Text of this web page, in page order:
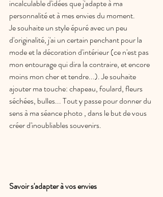
incalculable d'idées que j'adapte à ma
personnalité et à mes envies du moment.
Je souhaite un style épuré avec un peu
d'originalité, j'ai un certain penchant pour la
mode et la décoration d'intérieur (ce n'est pas
mon entourage qui dira la contraire, et encore
moins mon cher et tendre...). Je souhaite
ajouter ma touche: chapeau, foulard, fleurs
séchées, bulles... Tout y passe pour donner du
sens à ma séance photo , dans le but de vous
créer d'inoubliables souvenirs.
Savoir s'adapter à vos envies